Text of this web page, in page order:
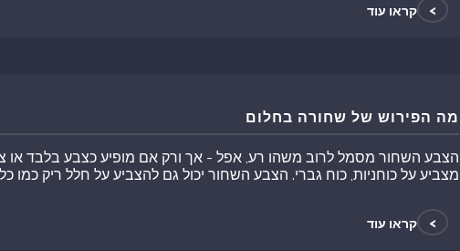
> קראו עוד
מה הפירוש של שחורה בחלום
הצבע השחור מסמל לרוב משהו רע, אפל - אך ורק אם מופיע כצבע בלבד או
מצביע על כוחניות, כוח גברי. הצבע השחור יכול גם להצביע על חלל ריק כמו
> קראו עוד